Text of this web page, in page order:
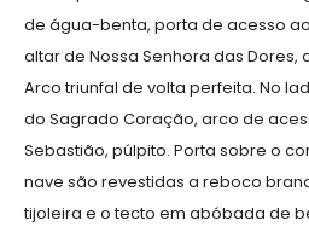
de água-benta, porta de acesso
altar de Nossa Senhora das Dores,
Arco triunfal de volta perfeita. No
do Sagrado Coração, arco de
Sebastião, púlpito. Porta sobre o
nave são revestidas a reboco
tijoleira e o tecto em abóbada de